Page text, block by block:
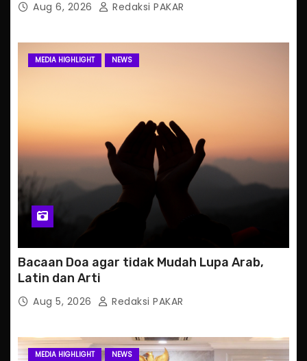
Aug 6, 2026 Redaksi PAKAR
MEDIA HIGHLIGHT NEWS
Bacaan Doa agar tidak Mudah Lupa Arab,
Latin dan Arti
Aug 5, 2026 Redaksi PAKAR
MEDIA HIGHLIGHT NEWS